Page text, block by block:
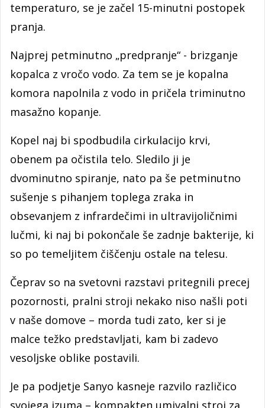
temperaturo, se je začel 15-minutni postopek
pranja.
Najprej petminutno „predpranje“ - brizganje
kopalca z vročo vodo. Za tem se je kopalna
komora napolnila z vodo in pričela triminutno
masažno kopanje.
Kopel naj bi spodbudila cirkulacijo krvi,
obenem pa očistila telo. Sledilo ji je
dvominutno spiranje, nato pa še petminutno
sušenje s pihanjem toplega zraka in
obsevanjem z infrardečimi in ultravijoličnimi
lučmi, ki naj bi pokončale še zadnje bakterije, ki
so po temeljitem čiščenju ostale na telesu.
Čeprav so na svetovni razstavi pritegnili precej
pozornosti, pralni stroji nekako niso našli poti
v naše domove – morda tudi zato, ker si je
malce težko predstavljati, kam bi zadevo
vesoljske oblike postavili.
Je pa podjetje Sanyo kasneje razvilo različico
svojega izuma – kompakten umivalni stroj za